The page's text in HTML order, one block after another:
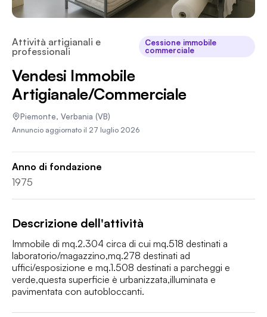
Attività artigianali e
professionali
Cessione immobile
commerciale
Vendesi Immobile
Artigianale/Commerciale
Piemonte, Verbania (VB)
Annuncio aggiornato il 27 luglio 2026
Anno di fondazione
1975
Descrizione dell'attività
Immobile di mq.2.304 circa di cui mq.518 destinati a
laboratorio/magazzino,mq.278 destinati ad
uffici/esposizione e mq.1.508 destinati a parcheggi e
verde,questa superficie è urbanizzata,illuminata e
pavimentata con autobloccanti.